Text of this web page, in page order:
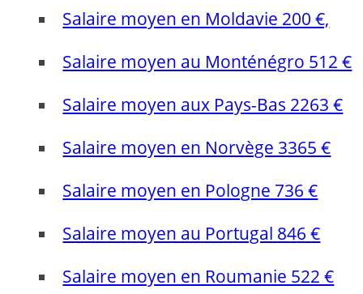
Salaire moyen en Moldavie 200 €,
Salaire moyen au Monténégro 512 €
Salaire moyen aux Pays-Bas 2263 €
Salaire moyen en Norvège 3365 €
Salaire moyen en Pologne 736 €
Salaire moyen au Portugal 846 €
Salaire moyen en Roumanie 522 €